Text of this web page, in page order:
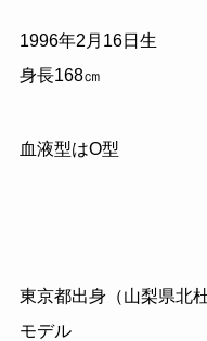
1996年2月16日生
身長168㎝
血液型はO型
東京都出身（山梨県北
モデル